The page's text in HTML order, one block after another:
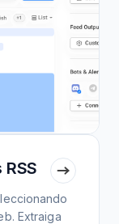
Extraiga